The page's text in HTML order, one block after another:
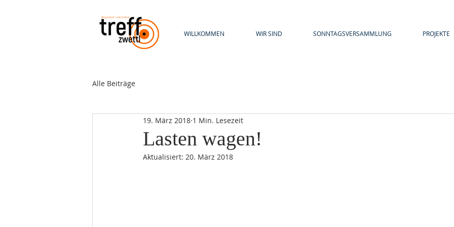
WILLKOMMEN WIR SIND SONNTAGSVERSAMMLUNG PROJEKTE
Alle Beiträge
Lasten wagen!
19. März 2018 1 Min. Lesezeit
Aktualisiert: 20. März 2018